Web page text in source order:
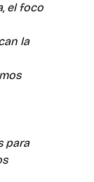
el foco
la
para